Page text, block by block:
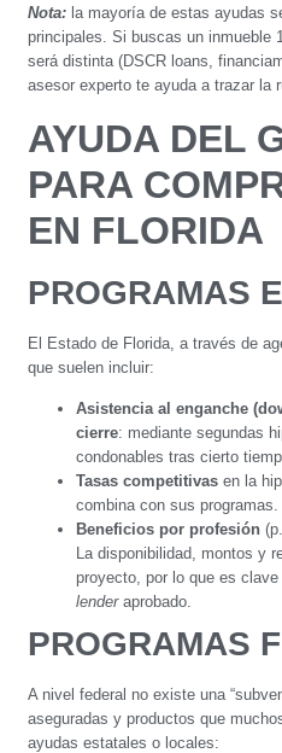
Nota: la mayoría de estas ayudas
principales. Si buscas un inmueble
será distinta (DSCR loans,
asesor experto te ayuda a trazar la
AYUDA DEL
PARA
EN FLORIDA
PROGRAMAS
El Estado de Florida, a través de
que suelen incluir:
Asistencia al enganche
cierre: mediante segundas
condonables tras cierto
Tasas competitivas en la
combina con sus programas.
Beneficios por profesión
La disponibilidad, montos y
proyecto, por lo que es
lenderaprobado.
PROGRAMAS
A nivel federal no existe una
aseguradas y productos que
ayudas estatales o locales: